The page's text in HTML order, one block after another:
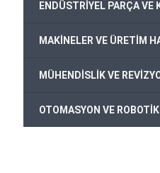
ENDÜSTRİYEL PARÇA VE
MAKİNELER VE ÜRETİM
MÜHENDİSLİK VE
OTOMASYON VE